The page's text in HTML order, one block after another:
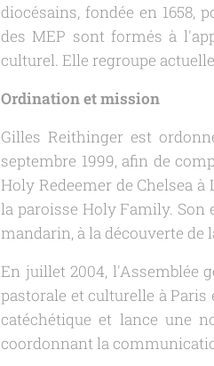
diocésains, fondée en 1658,
des MEP sont formés à
culturel. Elle regroupe
Ordination et mission
Gilles Reithinger est
septembre 1999, afin de
Holy Redeemer de Chelsea
la paroisse Holy Family. Son
mandarin, à la découverte de
En juillet 2004, l'Assemblée
pastorale et culturelle à Paris
catéchétique et lance une
coordonnant la